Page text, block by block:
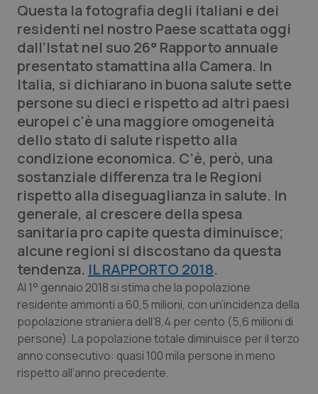
Abruzzo
Basilicata
Calabria
Campania
Emilia-Romagna
Friuli Venezia Giulia
Lazio
Liguria
Lombardia
Marche
QS Pro Gold
Artrite & artrosi
Asma & BPCO
Car-T
Colesterolo & coronaropatie
Dermatite Atopica
Diabete & glucometri
Disturbi dell’umore
Dolore
Donna & Salute
QS Club Newsletter
Questa la fotografia degli italiani e dei
residenti nel nostro Paese scattata oggi
dall’Istat nel suo 26° Rapporto annuale
presentato stamattina alla Camera. In
Italia, si dichiarano in buona salute sette
persone su dieci e rispetto ad altri paesi
europei c'è una maggiore omogeneità
dello stato di salute rispetto alla
condizione economica. C’è, però, una
sostanziale differenza tra le Regioni
rispetto alla diseguaglianza in salute. In
generale, al crescere della spesa
sanitaria pro capite questa diminuisce;
alcune regioni si discostano da questa
tendenza. IL RAPPORTO 2018.
Al 1° gennaio 2018 si stima che la popolazione
residente ammonti a 60,5 milioni, con un’incidenza della
popolazione straniera dell’8,4 per cento (5,6 milioni di
persone). La popolazione totale diminuisce per il terzo
anno consecutivo: quasi 100 mila persone in meno
rispetto all’anno precedente.